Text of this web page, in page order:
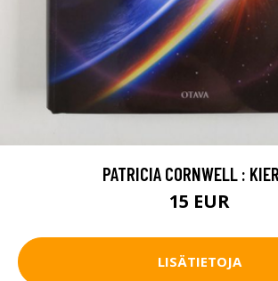
PATRICIA CORNWELL :
15 EUR
LISÄTIETOJA